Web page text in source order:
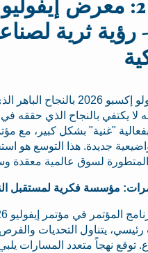
الجزء 2: معرض
- رؤية ثرية
لا يكتفي إيفولو إكسبو 2026
لا يكتفي بالنجاح الذي حققه
بفعالية "غنية" بشكل كبير، مع
جديدة. هذا التوسع هو
المتطورة لسوق عالمية معقدة
يتناول التحديات والفرص
توقع نهجاً متعدد المسارات